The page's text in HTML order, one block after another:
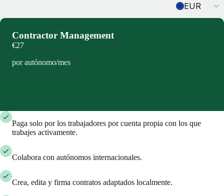
EUR
Contractor Management
€27
por autónomo/mes
Paga solo por los trabajadores por cuenta propia con los que
trabajes activamente.
Colabora con autónomos internacionales.
Crea, edita y firma contratos adaptados localmente.